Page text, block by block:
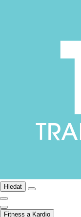
Hledat
Fitness a Kardio